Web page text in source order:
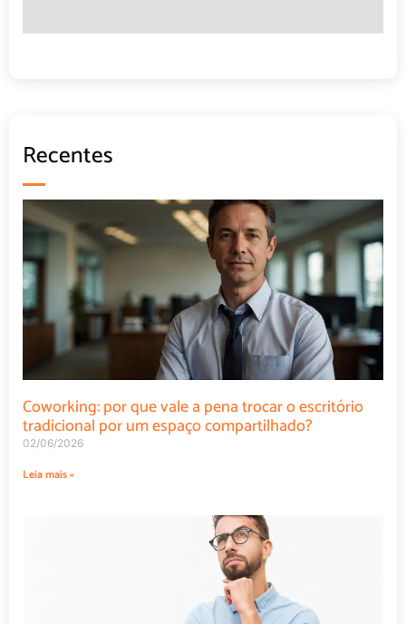
Recentes
Coworking: por que vale a pena trocar o escritório
tradicional por um espaço compartilhado?
02/06/2026
Leia mais »